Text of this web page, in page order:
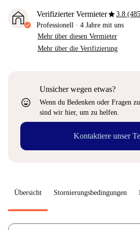
Verifizierter Vermieterstar3.8
Professionell · 4 Jahre mit uns
Mehr über diesen Vermieter
Mehr über die Verifizierung
sentiment_very_satisfied
Unsicher wegen etwas?
Wenn du Bedenken oder Fragen
sind wir hier, um zu helfen.
Kontaktiere unser
Übersicht Stornierungsbedingungen